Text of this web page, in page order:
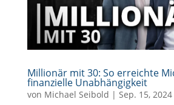
Millionär mit 30: So erreichte
finanzielle Unabhängigkeit
von Michael Seibold | Sep. 15, 2024